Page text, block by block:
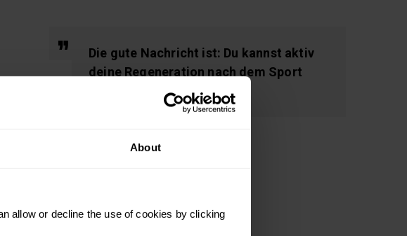
About
allow or decline the use of cookies by clicking
Die gute Nachricht ist: Du kannst aktiv
deine Regeneration nach dem Sport
verzichtest du auf nichts. Du führst alle
Direkt nach einer intensiven
mit moderat Protein, wenig Fett und